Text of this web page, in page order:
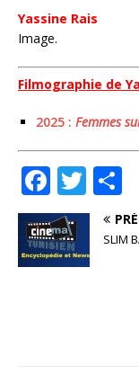
Yassine Rais
Image.
Filmographie de
2025 : Femmes
F
a
c
e
T
w
it
te
SLIM